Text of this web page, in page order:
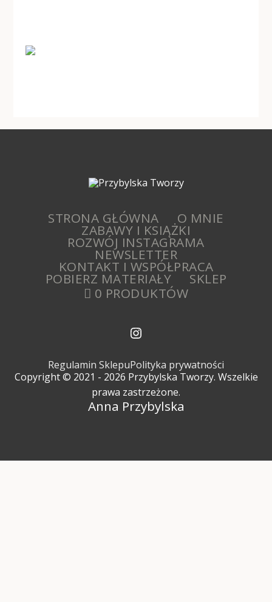
STRONA GŁÓWNA O MNIE
ZABAWY I KSIĄŻKI
ROZWÓJ INSTAGRAMA
NEWSLETTER
KONTAKT I WSPÓŁPRACA
POBIERZ MATERIAŁY
SKLEP
0 PRODUKTÓW
Regulamin SklepuPolityka prywatności
Copyright © 2021 - 2026 Przybylska Tworzy. Wszelkie
prawa zastrzeżone.
Anna Przybylska